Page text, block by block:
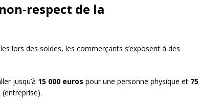
respect de la
lors des soldes, les commerçants s’exposent à des
jusqu’à 15 000 euros pour une personne physique et 75